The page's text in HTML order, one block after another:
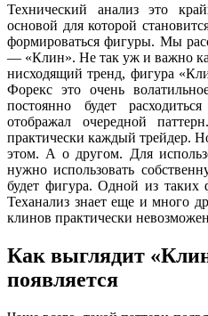
Технический анализ это
основой для которой
формироваться фигуры. Мы
— «Клин». Не так уж и важно
нисходящий тренд, фигура
Форекс это очень
постоянно будет
отображал очередной
практически каждый трейдер.
этом. А о другом. Для
нужно использовать
будет фигура. Одной из таких
Теханализ знает еще и много
клинов практически
Как выглядит
появляется